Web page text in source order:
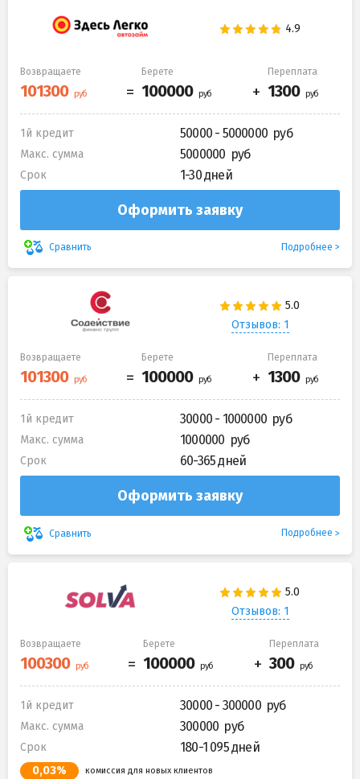
Возвращаете Берете Переплата
1й кредит 50000 - 5000000
Макс. сумма 5000000
Срок 1-30 дней
Оформить заявку
Сравнить Подробнее
Отзывов: 1
Возвращаете Берете Переплата
1й кредит 30000 - 1000000
Макс. сумма 1000000
Срок 60-365 дней
Оформить заявку
Сравнить Подробнее
Отзывов: 1
Возвращаете Берете Переплата
1й кредит 30000 - 300000
Макс. сумма 300000
Срок 180-1 095 дней
0,03% комиссия для новых клиентов